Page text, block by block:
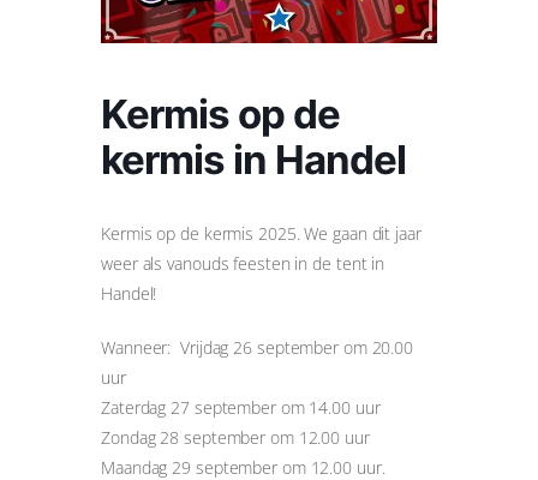
Kermis op de
kermis in Handel
Kermis op de kermis 2025. We gaan dit jaar
weer als vanouds feesten in de tent in
Handel!
Wanneer: Vrijdag 26 september om 20.00
uur
Zaterdag 27 september om 14.00 uur
Zondag 28 september om 12.00 uur
Maandag 29 september om 12.00 uur.